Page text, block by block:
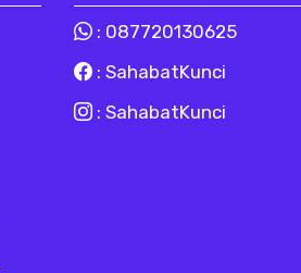
: 087720130625
: SahabatKunci
: SahabatKunci